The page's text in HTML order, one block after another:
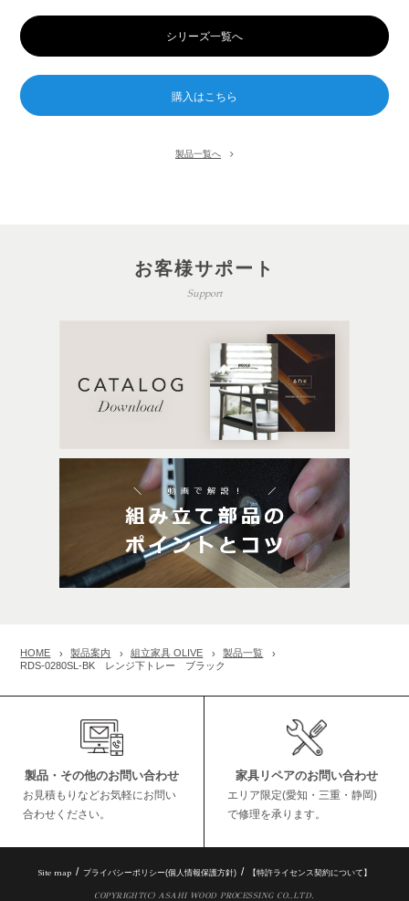
シリーズ一覧へ
製品一覧へ
お客様サポート
Support
HOME 製品案内 組立家具 OLIVE
製品一覧
RDS-0280SL-BK レンジ下トレー ブラック
製品・その他のお問い合わせ
お見積もりなどお気軽にお問い
合わせください。
家具リペアのお問い合わせ
エリア限定(愛知・三重・静岡)
で修理を承ります。
Site map プライバシーポリシー(個人情報保護方針) 【特許ライセンス契約について】
COPYRIGHT(C) ASAHI WOOD PROCESSING CO.,LTD.